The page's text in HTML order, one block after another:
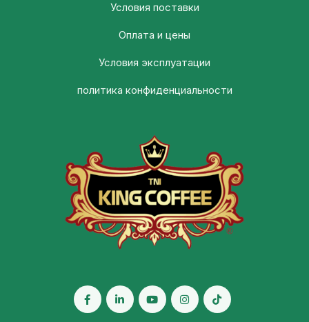
Условия поставки
Оплата и цены
Условия эксплуатации
политика конфиденциальности